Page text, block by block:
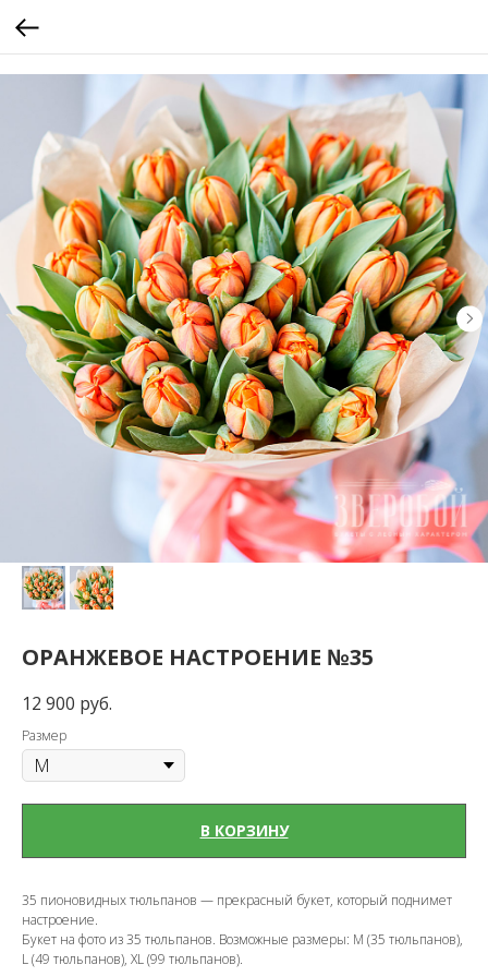
ОРАНЖЕВОЕ НАСТРОЕНИЕ №35
12 900 руб.
Размер
В КОРЗИНУ
35 пионовидных тюльпанов — прекрасный букет, который поднимет
настроение.
Букет на фото из 35 тюльпанов. Возможные размеры: M (35 тюльпанов),
L (49 тюльпанов), XL (99 тюльпанов).